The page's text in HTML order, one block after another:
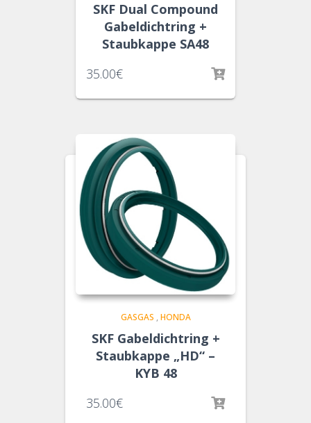
SKF Dual Compound
Gabeldichtring +
Staubkappe SA48
35.00€
GASGAS , HONDA
SKF Gabeldichtring +
Staubkappe „HD“ –
KYB 48
35.00€